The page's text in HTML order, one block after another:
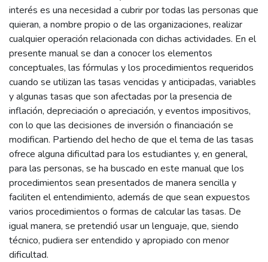
interés es una necesidad a cubrir por todas las personas que
quieran, a nombre propio o de las organizaciones, realizar
cualquier operación relacionada con dichas actividades. En el
presente manual se dan a conocer los elementos
conceptuales, las fórmulas y los procedimientos requeridos
cuando se utilizan las tasas vencidas y anticipadas, variables
y algunas tasas que son afectadas por la presencia de
inflación, depreciación o apreciación, y eventos impositivos,
con lo que las decisiones de inversión o financiación se
modifican. Partiendo del hecho de que el tema de las tasas
ofrece alguna dificultad para los estudiantes y, en general,
para las personas, se ha buscado en este manual que los
procedimientos sean presentados de manera sencilla y
faciliten el entendimiento, además de que sean expuestos
varios procedimientos o formas de calcular las tasas. De
igual manera, se pretendió usar un lenguaje, que, siendo
técnico, pudiera ser entendido y apropiado con menor
dificultad.